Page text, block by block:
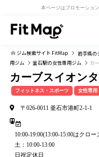
本ページはプロモーショ
ジム検索サイト FitMap 岩手県の
用ジム
釜石駅の女性専用ジム カ
カーブスイオン
フィットネス・スポーツ 女性専用
〒026-0011 釜石市港町2-1-1
10:00-19:00(13:00-15:00はクロー
土：10:00-13:00
日祝定休日